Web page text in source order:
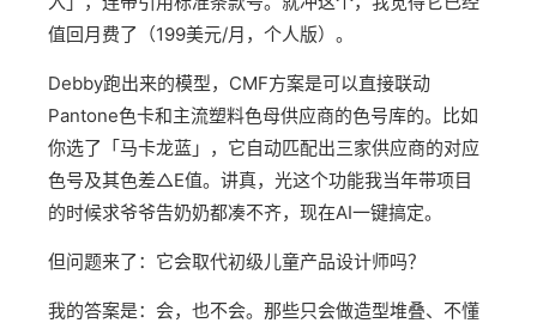
值回月费了（199美元/月，个人版）。
Debby跑出来的模型，CMF方案是可以直接联动
Pantone色卡和主流塑料色母供应商的色号库的。比如
你选了「马卡龙蓝」，它自动匹配出三家供应商的对应
色号及其色差△E值。讲真，光这个功能我当年带项目
的时候求爷爷告奶奶都凑不齐，现在AI一键搞定。
但问题来了：它会取代初级儿童产品设计师吗？
我的答案是：会，也不会。那些只会做造型堆叠、不懂